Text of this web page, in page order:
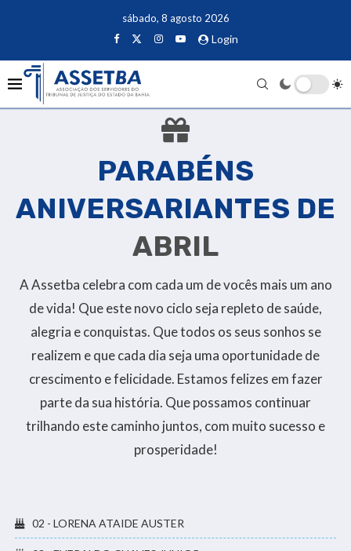
sábado, 8 agosto 2026
Login
PARABÉNS
ANIVERSARIANTES DE
ABRIL
A Assetba celebra com cada um de vocês mais um ano
de vida! Que este novo ciclo seja repleto de saúde,
alegria e conquistas. Que todos os seus sonhos se
realizem e que cada dia seja uma oportunidade de
crescimento e felicidade. Estamos felizes em fazer
parte da sua história. Que possamos continuar
trilhando este caminho juntos, com muito sucesso e
prosperidade!
02 - LORENA ATAIDE AUSTER